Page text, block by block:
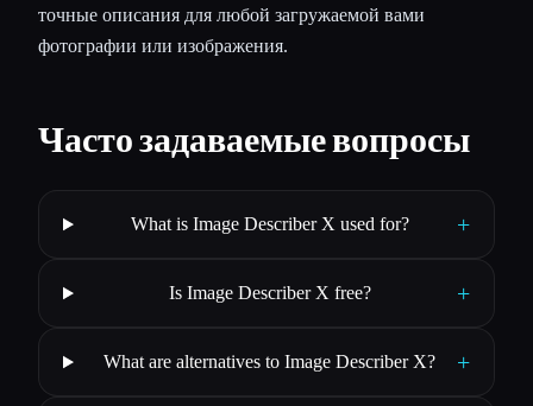
точные описания для любой загружаемой вами
фотографии или изображения.
Часто задаваемые вопросы
What is Image Describer X used for? +
Is Image Describer X free? +
What are alternatives to Image Describer X? +